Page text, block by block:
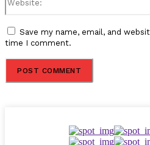
Save my name, email, and
time I comment.